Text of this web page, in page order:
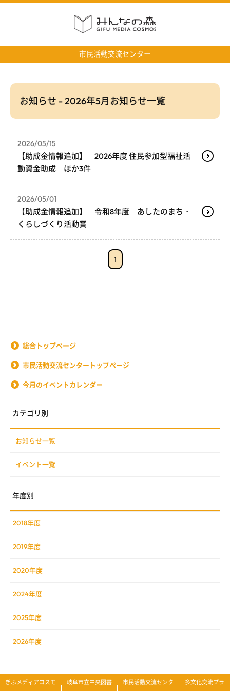
市民活動交流センター
お知らせ - 2026年5月お知らせ一覧
2026/05/15
【助成金情報追加】 2026年度 住民参加型福祉活
動資金助成 ほか3件
2026/05/01
【助成金情報追加】 令和8年度 あしたのまち・
くらしづくり活動賞
1
総合トップページ
市民活動交流センタートップページ
今月のイベントカレンダー
カテゴリ別
お知らせ一覧
イベント一覧
年度別
2018年度
2019年度
2020年度
2024年度
2025年度
2026年度
ぎふメディアコスモ 岐阜市立中央図書 市民活動交流センタ 多文化交流プラ